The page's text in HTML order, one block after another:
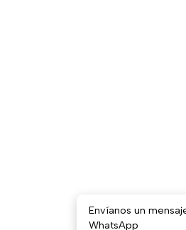
Envíanos un
WhatsApp